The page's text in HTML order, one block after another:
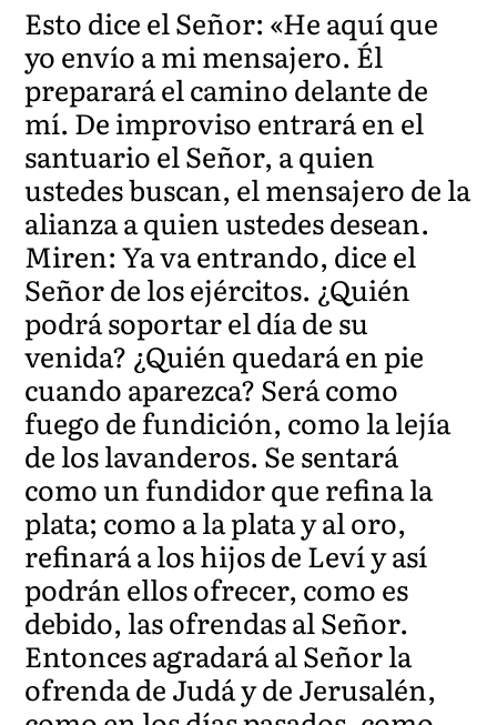
Esto dice el Señor: «He aquí que
yo envío a mi mensajero. Él
preparará el camino delante de
mí. De improviso entrará en el
santuario el Señor, a quien
ustedes buscan, el mensajero de la
alianza a quien ustedes desean.
Miren: Ya va entrando, dice el
Señor de los ejércitos. ¿Quién
podrá soportar el día de su
venida? ¿Quién quedará en pie
cuando aparezca? Será como
fuego de fundición, como la lejía
de los lavanderos. Se sentará
como un fundidor que refina la
plata; como a la plata y al oro,
refinará a los hijos de Leví y así
podrán ellos ofrecer, como es
debido, las ofrendas al Señor.
Entonces agradará al Señor la
ofrenda de Judá y de Jerusalén,